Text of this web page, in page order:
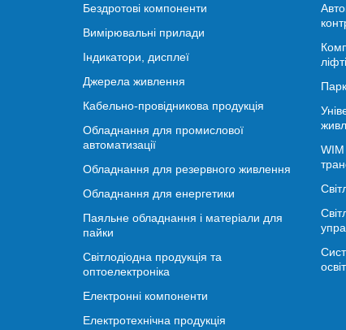
Бездротові компоненти
Вимірювальні прилади
Індикатори, дисплеї
Джерела живлення
Кабельно-провідникова продукція
Обладнання для промислової
автоматизації
Обладнання для резервного живлення
Обладнання для енергетики
Паяльне обладнання і матеріали для
пайки
Світлодіодна продукція та
оптоелектроніка
Електронні компоненти
Електротехнічна продукція
WIM